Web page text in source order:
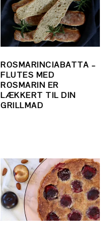
ROSMARINCIABATTA –
FLUTES MED
ROSMARIN ER
LÆKKERT TIL DIN
GRILLMAD